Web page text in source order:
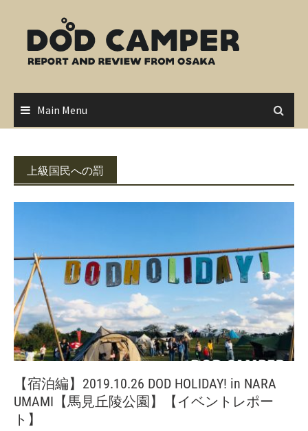
content
Main Menu
上級国民への罰
【宿泊編】2019.10.26 DOD HOLIDAY! in NARA
UMAMI【馬見丘陵公園】【イベントレポー
ト】